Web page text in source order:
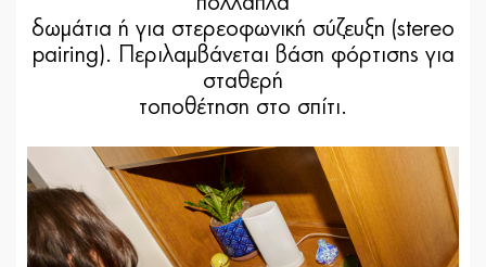
δωμάτια ή για στερεοφωνική σύζευξη (stereo
pairing). Περιλαμβάνεται βάση φόρτισης για
σταθερή
τοποθέτηση στο σπίτι.